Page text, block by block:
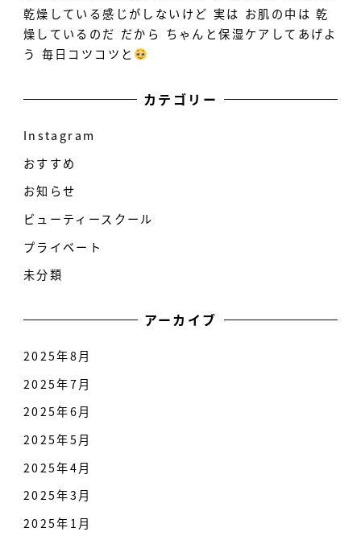
乾燥している感じがしないけど 実は お肌の中は 乾
燥しているのだ だから ちゃんと保湿ケアしてあげよ
う 毎日コツコツと
カテゴリー
Instagram
おすすめ
お知らせ
ビューティースクール
プライベート
未分類
アーカイブ
2025年8月
2025年7月
2025年6月
2025年5月
2025年4月
2025年3月
2025年1月